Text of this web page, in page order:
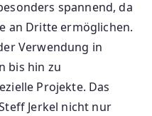
spannend, da
an Dritte ermöglichen.
Verwendung in
bis hin zu
Projekte. Das
Jerkel nicht nur